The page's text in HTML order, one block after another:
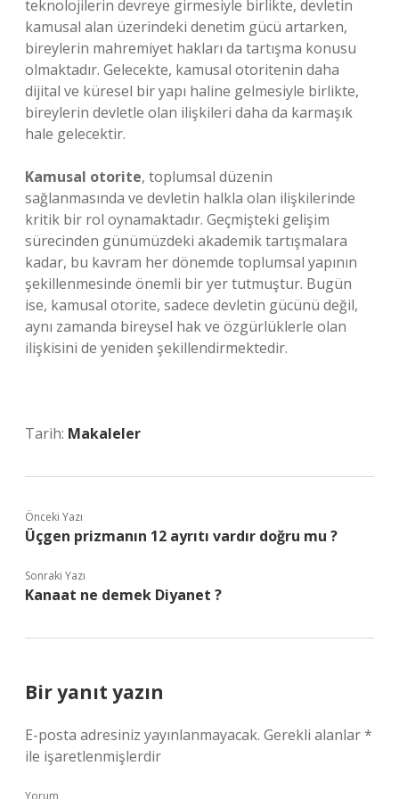
teknolojilerin devreye girmesiyle birlikte, devletin
kamusal alan üzerindeki denetim gücü artarken,
bireylerin mahremiyet hakları da tartışma konusu
olmaktadır. Gelecekte, kamusal otoritenin daha
dijital ve küresel bir yapı haline gelmesiyle birlikte,
bireylerin devletle olan ilişkileri daha da karmaşık
hale gelecektir.
Kamusal otorite, toplumsal düzenin
sağlanmasında ve devletin halkla olan ilişkilerinde
kritik bir rol oynamaktadır. Geçmişteki gelişim
sürecinden günümüzdeki akademik tartışmalara
kadar, bu kavram her dönemde toplumsal yapının
şekillenmesinde önemli bir yer tutmuştur. Bugün
ise, kamusal otorite, sadece devletin gücünü değil,
aynı zamanda bireysel hak ve özgürlüklerle olan
ilişkisini de yeniden şekillendirmektedir.
Tarih: Makaleler
Önceki Yazı
Üçgen prizmanın 12 ayrıtı vardır doğru mu ?
Sonraki Yazı
Kanaat ne demek Diyanet ?
Bir yanıt yazın
E-posta adresiniz yayınlanmayacak. Gerekli alanlar*
ile işaretlenmişlerdir
Yorum